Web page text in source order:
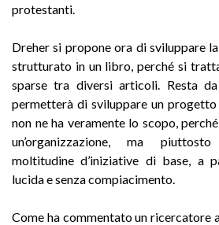
protestanti.
Dreher si propone ora di sviluppare
strutturato in un libro, perché si
sparse tra diversi articoli. Resta
permetterà di sviluppare un
non ne ha veramente lo scopo,
un’organizzazione, ma
moltitudine d’iniziative di base, a
lucida e senza compiacimento.
Come ha commentato un ricercatore